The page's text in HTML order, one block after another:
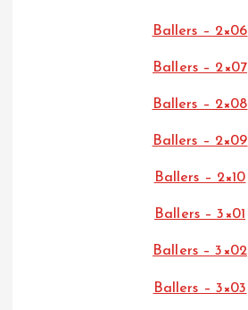
Ballers – 2×06
Ballers – 2×07
Ballers – 2×08
Ballers – 2×09
Ballers – 2×10
Ballers – 3×01
Ballers – 3×02
Ballers – 3×03